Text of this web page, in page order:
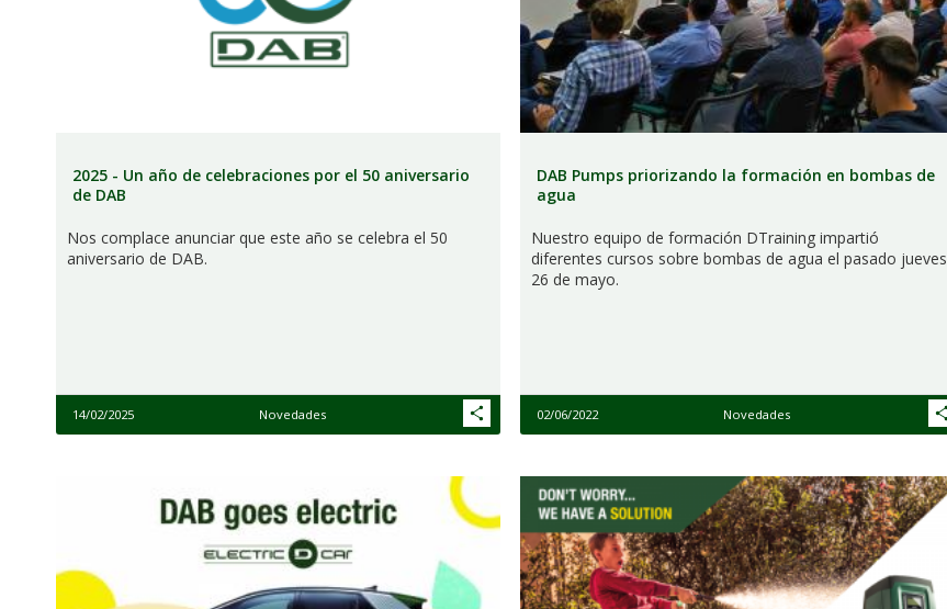
2025 - Un año de celebraciones por el 50 aniversario
de DAB
Nos complace anunciar que este año se celebra el 50
aniversario de DAB.
14/02/2025 Novedades
DAB Pumps priorizando la formación en bombas de
agua
Nuestro equipo de formación DTraining impartió
diferentes cursos sobre bombas de agua el pasado jueves
26 de mayo.
02/06/2022 Novedades